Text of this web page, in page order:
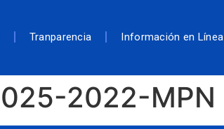
Tranparencia Información en Línea
2022-MPN